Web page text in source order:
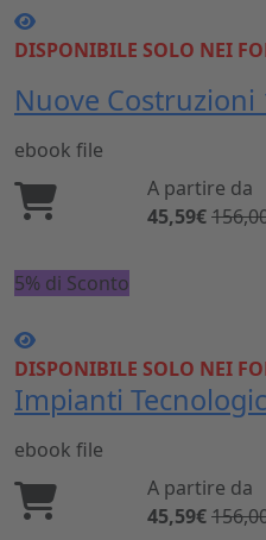
DISPONIBILE SOLO NEI
Nuove Costruzioni
ebook file
A partire da
45,59€
5% di Sconto
DISPONIBILE SOLO NEI
Impianti
ebook file
A partire da
45,59€